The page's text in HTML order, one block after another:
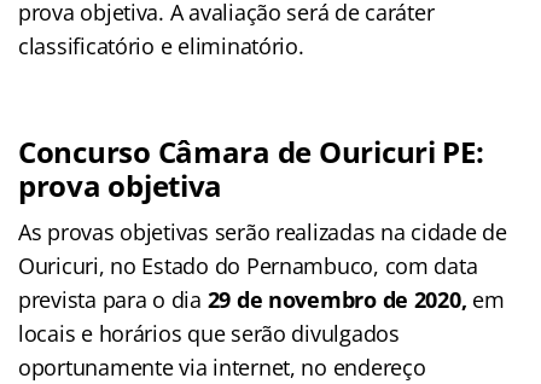
prova objetiva. A avaliação será de caráter
classificatório e eliminatório.
Concurso Câmara de Ouricuri PE:
prova objetiva
As provas objetivas serão realizadas na cidade de
Ouricuri, no Estado do Pernambuco, com data
prevista para o dia 29 de novembro de 2020, em
locais e horários que serão divulgados
oportunamente via internet, no endereço